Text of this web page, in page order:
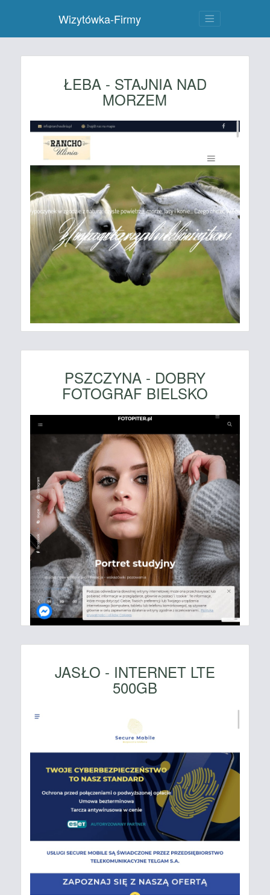
Wizytówka-Firmy
ŁEBA - STAJNIA NAD
MORZEM
PSZCZYNA - DOBRY
FOTOGRAF BIELSKO
JASŁO - INTERNET LTE
500GB